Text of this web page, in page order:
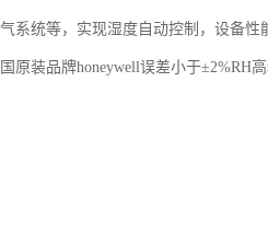
系统等，实现湿度自动控制，设备性
原装品牌honeywell误差小于±2%RH